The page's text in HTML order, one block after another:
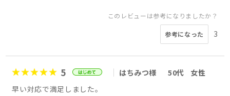
このレビューは参考になりましたか？
参考になった 3
5 はちみつ様 50代
女性
早い対応で満足しました。